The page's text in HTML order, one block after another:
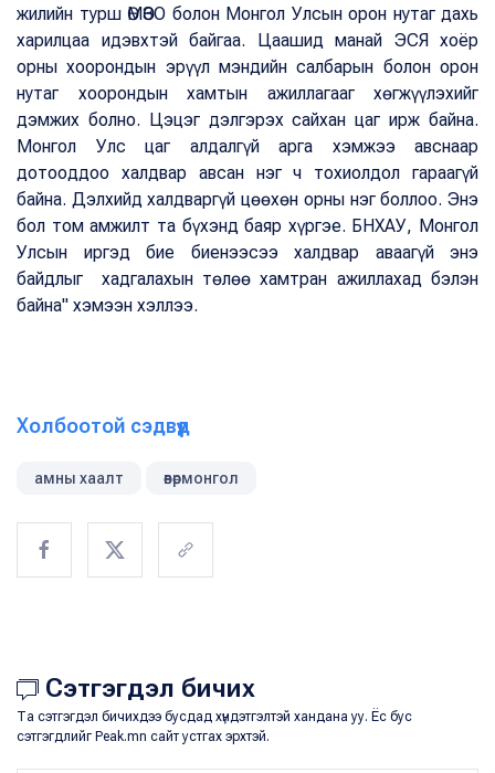
жилийн турш ӨМӨЗО болон Монгол Улсын орон нутаг дахь
харилцаа идэвхтэй байгаа. Цаашид манай ЭСЯ хоёр
орны хоорондын эрүүл мэндийн салбарын болон орон
нутаг хоорондын хамтын ажиллагааг хөгжүүлэхийг
дэмжих болно. Цэцэг дэлгэрэх сайхан цаг ирж байна.
Монгол Улс цаг алдалгүй арга хэмжээ авснаар
дотооддоо халдвар авсан нэг ч тохиолдол гараагүй
байна. Дэлхийд халдваргүй цөөхөн орны нэг боллоо. Энэ
бол том амжилт та бүхэнд баяр хүргэе. БНХАУ, Монгол
Улсын иргэд бие биенээсээ халдвар аваагүй энэ
байдлыг хадгалахын төлөө хамтран ажиллахад бэлэн
байна" хэмээн хэллээ.
Холбоотой сэдвүүд
амны хаалт өвөрмонгол
Сэтгэгдэл бичих
Та сэтгэгдэл бичихдээ бусдад хүндэтгэлтэй хандана уу. Ёс бус
сэтгэгдлийг Peak.mn сайт устгах эрхтэй.